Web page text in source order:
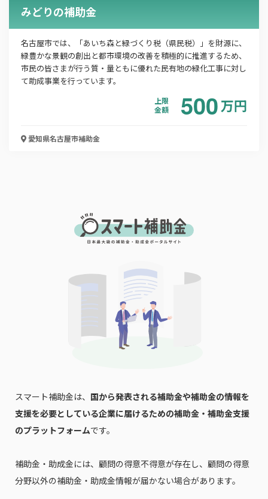
メールアドレス
電話番号
で本サービスの利用規約
みどりの補助金
名古屋市では、「あいち森と緑づくり税（県民税）」を財源に、
緑豊かな景観の創出と都市環境の改善を積極的に推進するため、
市民の皆さまが行う質・量ともに優れた民有地の緑化工事に対し
て助成事業を行っています。
上限
金額
500万円
愛知県名古屋市補助金
スマート補助金は、 国から発表される補助金や補助金の情報を
支援を必要としている企業に届けるための補助金・補助金支援
のプラットフォームです。
補助金・助成金には、顧問の得意不得意が存在し、顧問の得意
分野以外の補助金・助成金情報が届かない場合があります。